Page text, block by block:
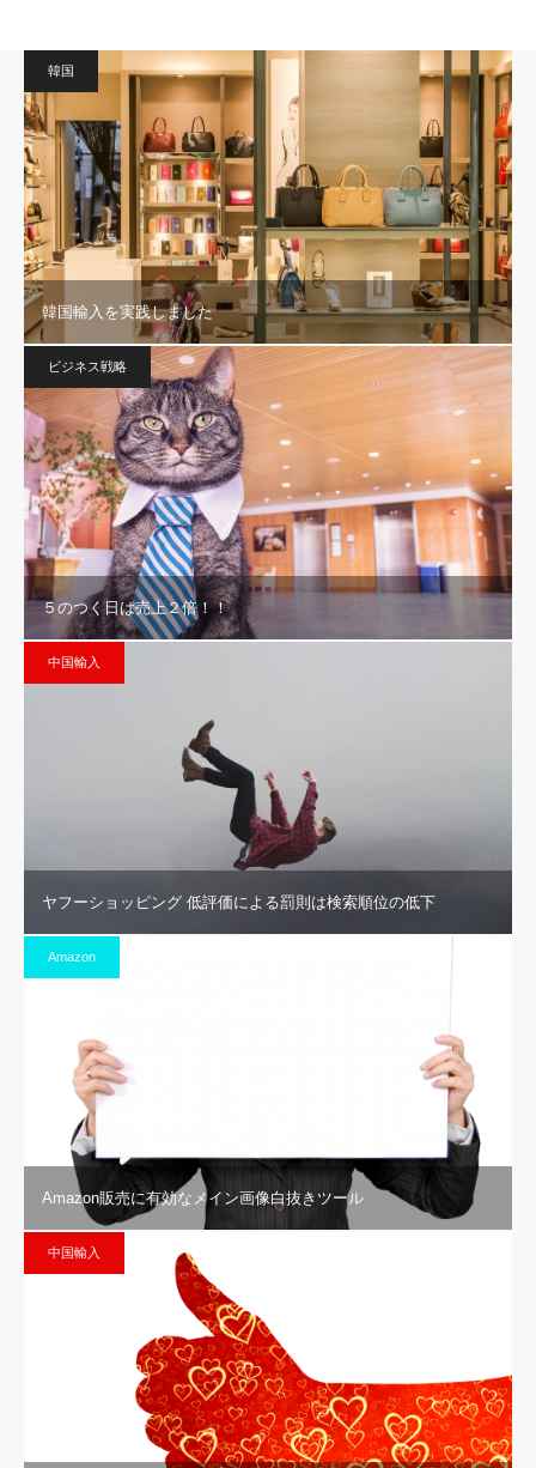
韓国
韓国輸入を実践しました
ビジネス戦略
５のつく日は売上２倍！！
中国輸入
ヤフーショッピング 低評価による罰則は検索順位の低下
Amazon
Amazon販売に有効なメイン画像白抜きツール
中国輸入